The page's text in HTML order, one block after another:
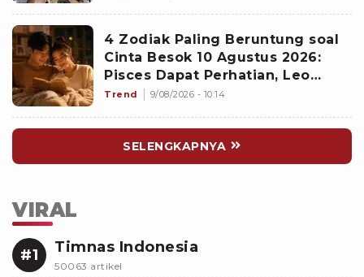
4 Zodiak Paling Beruntung soal
Cinta Besok 10 Agustus 2026:
Pisces Dapat Perhatian, Leo
Makin Dekat dengan Si Dia
Trend 9/08/2026 - 10:14
SELENGKAPNYA
VIRAL
#1 Timnas Indonesia
50063 artikel